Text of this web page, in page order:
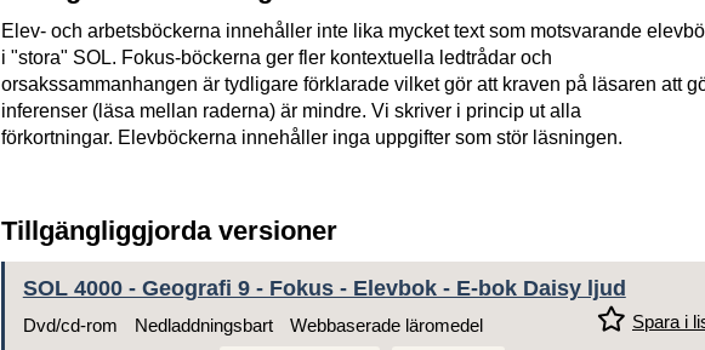
Elev- och arbetsböckerna innehåller inte lika mycket text som motsvarande
i "stora" SOL. Fokus-böckerna ger fler kontextuella ledtrådar och
orsakssammanhangen är tydligare förklarade vilket gör att kraven på läsaren att
inferenser (läsa mellan raderna) är mindre. Vi skriver i princip ut alla
förkortningar. Elevböckerna innehåller inga uppgifter som stör läsningen.
Tillgängliggjorda versioner
SOL 4000 - Geografi 9 - Fokus - Elevbok - E-bok Daisy ljud
Spara i
Dvd/cd-rom Nedladdningsbart
Webbaserade läromedel